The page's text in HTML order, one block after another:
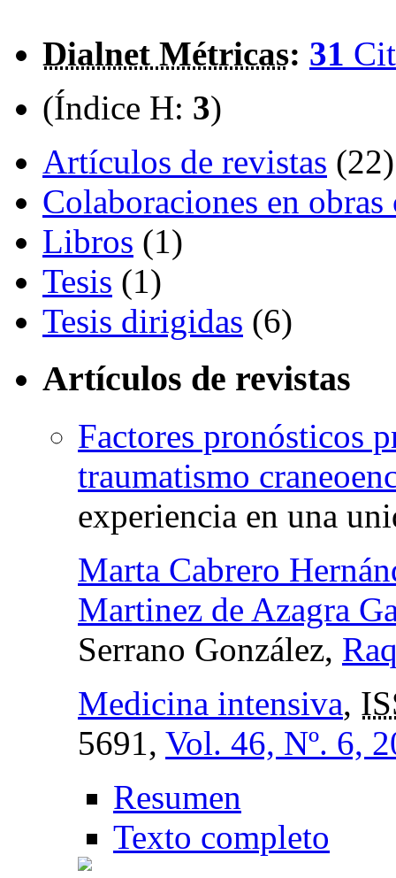
Dialnet Métricas: 31
(Índice H: 3)
Artículos de revistas (22)
Colaboraciones en
Libros (1)
Tesis (1)
Tesis dirigidas (6)
Artículos de revistas
Factores pronósticos
traumatismo
experiencia en una
Marta Cabrero
Martinez de Azagra
Serrano González,
Medicina intensiva,
5691, Vol. 46, Nº. 6,
Resumen
Texto completo